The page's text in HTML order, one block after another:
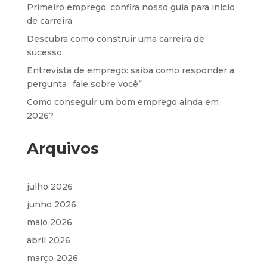
Primeiro emprego: confira nosso guia para início
de carreira
Descubra como construir uma carreira de
sucesso
Entrevista de emprego: saiba como responder a
pergunta “fale sobre você”
Como conseguir um bom emprego ainda em
2026?
Arquivos
julho 2026
junho 2026
maio 2026
abril 2026
março 2026